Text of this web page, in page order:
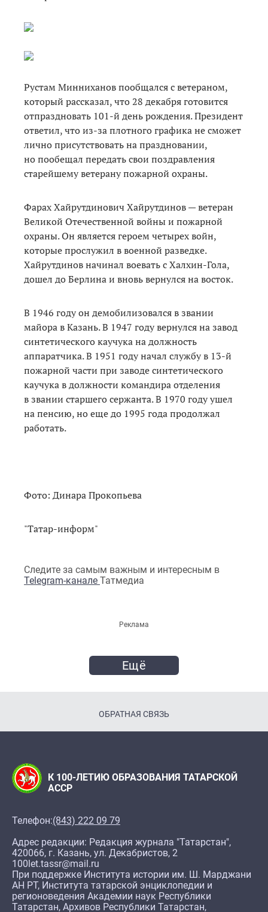
Рустам Минниханов пообщался с ветераном,
который рассказал, что 28 декабря готовится
отпраздновать 101-й день рождения. Президент
ответил, что из-за плотного графика не сможет
лично присутствовать на праздновании,
но пообещал передать свои поздравления
старейшему ветерану пожарной охраны.
Фарах Хайрутдинович Хайрутдинов — ветеран
Великой Отечественной войны и пожарной
охраны. Он является героем четырех войн,
которые прослужил в военной разведке.
Хайрутдинов начинал воевать с Халхин-Гола,
дошел до Берлина и вновь вернулся на восток.
В 1946 году он демобилизовался в звании
майора в Казань. В 1947 году вернулся на завод
синтетического каучука на должность
аппаратчика. В 1951 году начал службу в 13-й
пожарной части при заводе синтетического
каучука в должности командира отделения
в звании старшего сержанта. В 1970 году ушел
на пенсию, но еще до 1995 года продолжал
работать.
Фото: Динара Прокопьева
"Татар-информ"
Следите за самым важным и интересным в
Telegram-канале Татмедиа
Реклама
Ещё
ОБРАТНАЯ СВЯЗЬ
К 100-ЛЕТИЮ ОБРАЗОВАНИЯ ТАТАРСКОЙ
АССР
Телефон:(843) 222 09 79
Адрес редакции: Редакция журнала "Татарстан",
420066, г. Казань, ул. Декабристов, 2
100let.tassr@mail.ru
При поддержке Института истории им. Ш. Марджани
АН РТ, Института татарской энциклопедии и
регионоведения Академии наук Республики
Татарстан, Архивов Республики Татарстан,